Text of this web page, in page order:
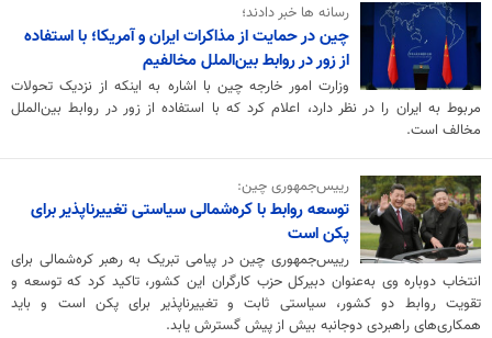
رسانه ها خبر دادند؛
چین در حمایت از مذاکرات ایران و آمریکا؛ با استفاده
از زور در روابط بین‌الملل مخالفیم
وزارت امور خارجه چین با اشاره به اینکه از نزدیک تحولات
مربوط به ایران را در نظر دارد، اعلام کرد که با استفاده از زور در روابط بین‌الملل
مخالف است.
رییس‌جمهوری چین:
توسعه روابط با کره‌شمالی سیاستی تغییرناپذیر برای
پکن است
رییس‌جمهوری چین در پیامی تبریک به رهبر کره‌شمالی برای
انتخاب دوباره وی به‌عنوان دبیرکل حزب کارگران این کشور، تاکید کرد که توسعه و
تقویت روابط دو کشور، سیاستی ثابت و تغییرناپذیر برای پکن است و باید
همکاری‌های راهبردی دوجانبه بیش از پیش گسترش یابد.